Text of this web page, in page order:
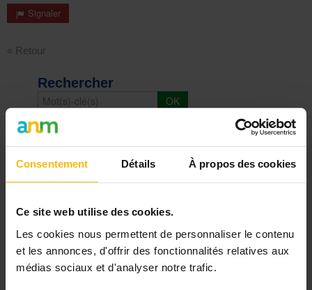
Consentement Détails À propos des cookies
Ce site web utilise des cookies.
Les cookies nous permettent de personnaliser le contenu
et les annonces, d'offrir des fonctionnalités relatives aux
médias sociaux et d'analyser notre trafic.
Signaler
« Retour
Rechercher
DERNIER DOSSIER
DU SECTEUR SANTÉ
Voir les dossiers
Les plus lus